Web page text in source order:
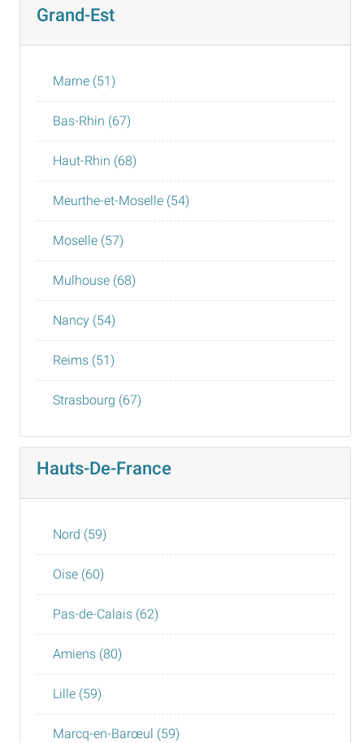
Grand-Est
Marne (51)
Bas-Rhin (67)
Haut-Rhin (68)
Meurthe-et-Moselle (54)
Moselle (57)
Mulhouse (68)
Nancy (54)
Reims (51)
Strasbourg (67)
Hauts-De-France
Nord (59)
Oise (60)
Pas-de-Calais (62)
Amiens (80)
Lille (59)
Marcq-en-Barœul (59)